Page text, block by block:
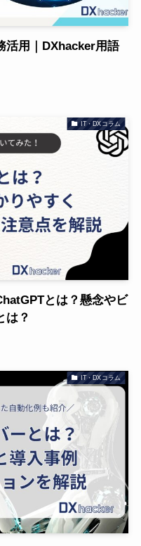
活用｜DXhacker用語
IT・DXコラム
とは？懸念やビ
は？
IT・DXコラム